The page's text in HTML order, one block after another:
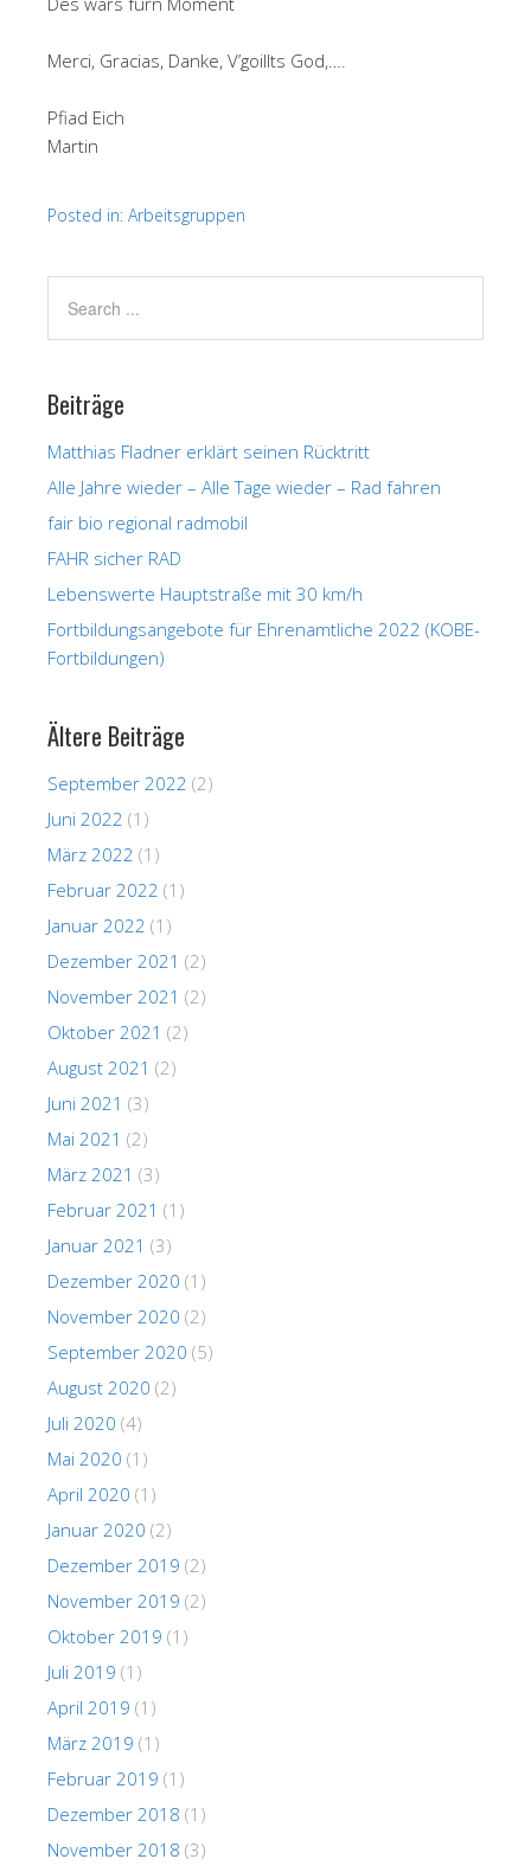
Merci, Gracias, Danke, V’goillts God,….
Pfiad Eich
Martin
Posted in: Arbeitsgruppen
Beiträge
Matthias Fladner erklärt seinen Rücktritt
Alle Jahre wieder – Alle Tage wieder – Rad fahren
fair bio regional radmobil
FAHR sicher RAD
Lebenswerte Hauptstraße mit 30 km/h
Fortbildungsangebote für Ehrenamtliche 2022 (KOBE-
Fortbildungen)
Ältere Beiträge
September 2022 (2)
Juni 2022 (1)
März 2022 (1)
Februar 2022 (1)
Januar 2022 (1)
Dezember 2021 (2)
November 2021 (2)
Oktober 2021 (2)
August 2021 (2)
Juni 2021 (3)
Mai 2021 (2)
März 2021 (3)
Februar 2021 (1)
Januar 2021 (3)
Dezember 2020 (1)
November 2020 (2)
September 2020 (5)
August 2020 (2)
Juli 2020 (4)
Mai 2020 (1)
April 2020 (1)
Januar 2020 (2)
Dezember 2019 (2)
November 2019 (2)
Oktober 2019 (1)
Juli 2019 (1)
April 2019 (1)
März 2019 (1)
Februar 2019 (1)
Dezember 2018 (1)
November 2018 (3)